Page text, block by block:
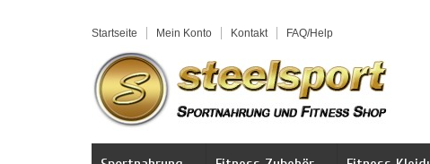
Startseite Mein Konto Kontakt FAQ/Help